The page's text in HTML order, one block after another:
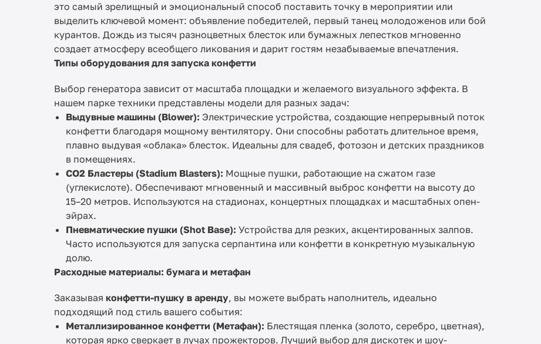
это самый зрелищный и эмоциональный способ поставить точку в мероприятии или
выделить ключевой момент: объявление победителей, первый танец молодоженов или бой
курантов. Дождь из тысяч разноцветных блесток или бумажных лепестков мгновенно
создает атмосферу всеобщего ликования и дарит гостям незабываемые впечатления.
Типы оборудования для запуска конфетти
Выбор генератора зависит от масштаба площадки и желаемого визуального эффекта. В
нашем парке техники представлены модели для разных задач:
Выдувные машины (Blower): Электрические устройства, создающие непрерывный поток
конфетти благодаря мощному вентилятору. Они способны работать длительное время,
плавно выдувая «облака» блесток. Идеальны для свадеб, фотозон и детских праздников
в помещениях.
CO2 Бластеры (Stadium Blasters): Мощные пушки, работающие на сжатом газе
(углекислоте). Обеспечивают мгновенный и массивный выброс конфетти на высоту до
15–20 метров. Используются на стадионах, концертных площадках и масштабных опен-
эйрах.
Пневматические пушки (Shot Base): Устройства для резких, акцентированных залпов.
Часто используются для запуска серпантина или конфетти в конкретную музыкальную
долю.
Расходные материалы: бумага и метафан
Заказывая конфетти-пушку в аренду, вы можете выбрать наполнитель, идеально
подходящий под стиль вашего события:
Металлизированное конфетти (Метафан): Блестящая пленка (золото, серебро, цветная),
которая ярко сверкает в лучах прожекторов. Лучший выбор для дискотек и шоу-